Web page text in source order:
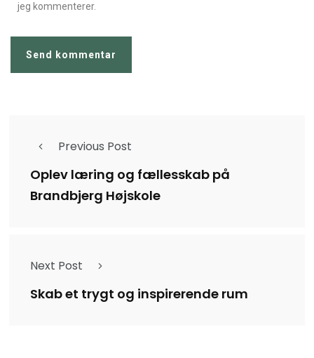
jeg kommenterer.
Previous Post
Oplev læring og fællesskab på
Brandbjerg Højskole
Next Post
Skab et trygt og inspirerende rum